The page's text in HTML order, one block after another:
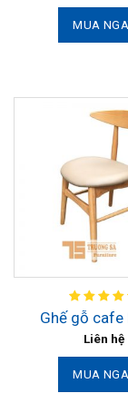
MUA
Ghế gỗ cafe
Liên hệ
MUA